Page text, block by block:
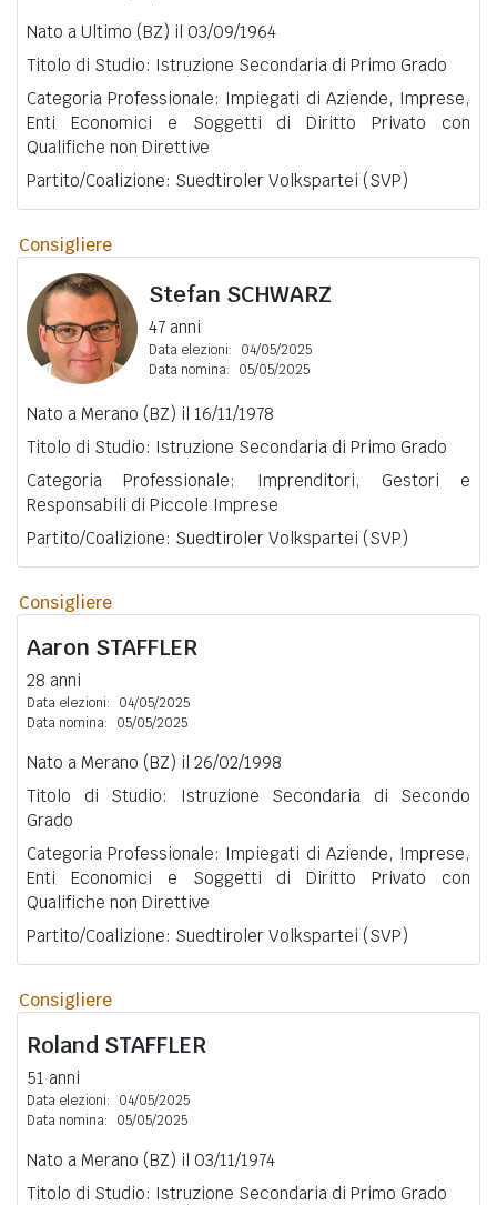
Nato a Ultimo (BZ) il 03/09/1964
Titolo di Studio: Istruzione Secondaria di Primo Grado
Categoria Professionale: Impiegati di Aziende, Imprese,
Enti Economici e Soggetti di Diritto Privato con
Qualifiche non Direttive
Partito/Coalizione: Suedtiroler Volkspartei (SVP)
Consigliere
Stefan SCHWARZ
47 anni
Data elezioni:
04/05/2025
Data nomina:
05/05/2025
Nato a Merano (BZ) il 16/11/1978
Titolo di Studio: Istruzione Secondaria di Primo Grado
Categoria Professionale: Imprenditori, Gestori e
Responsabili di Piccole Imprese
Partito/Coalizione: Suedtiroler Volkspartei (SVP)
Consigliere
Aaron STAFFLER
28 anni
Data elezioni:
04/05/2025
Data nomina:
05/05/2025
Nato a Merano (BZ) il 26/02/1998
Titolo di Studio: Istruzione Secondaria di Secondo
Grado
Categoria Professionale: Impiegati di Aziende, Imprese,
Enti Economici e Soggetti di Diritto Privato con
Qualifiche non Direttive
Partito/Coalizione: Suedtiroler Volkspartei (SVP)
Consigliere
Roland STAFFLER
51 anni
Data elezioni:
04/05/2025
Data nomina:
05/05/2025
Nato a Merano (BZ) il 03/11/1974
Titolo di Studio: Istruzione Secondaria di Primo Grado